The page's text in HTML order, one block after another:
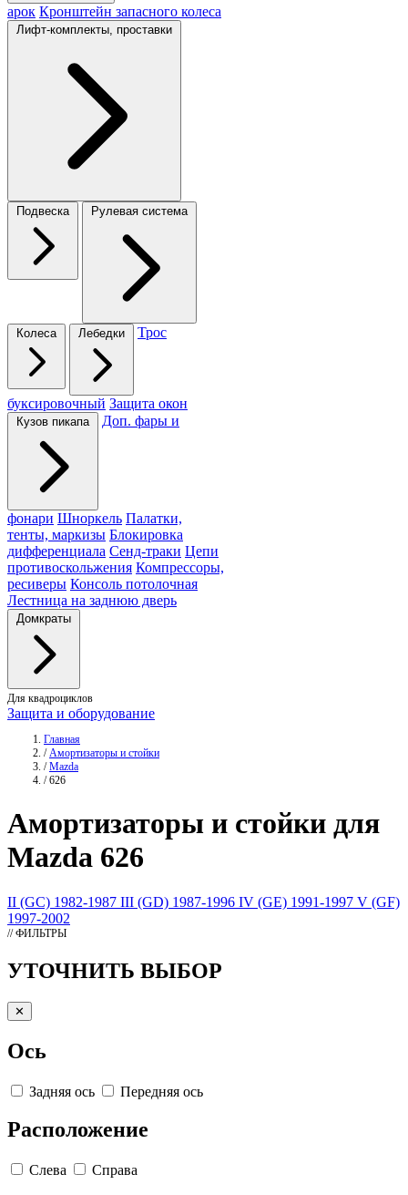
арок Кронштейн запасного колеса
Лифт-комплекты, проставки
Подвеска Рулевая система
Колеса Лебедки Трос
буксировочный Защита окон
Кузов пикапа Доп. фары и
фонари Шноркель Палатки,
тенты, маркизы Блокировка
дифференциала Сенд-траки Цепи
противоскольжения Компрессоры,
ресиверы Консоль потолочная
Лестница на заднюю дверь
Домкраты
Для квадроциклов
Защита и оборудование
Главная
/ Амортизаторы и стойки
/ Mazda
/ 626
Амортизаторы и стойки для
Mazda 626
II (GC) 1982-1987 III (GD) 1987-1996 IV (GE) 1991-1997 V (GF)
1997-2002
// ФИЛЬТРЫ
УТОЧНИТЬ ВЫБОР
✕
Ось
Задняя ось Передняя ось
Расположение
Слева Справа